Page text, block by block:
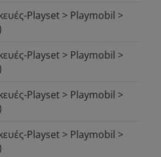
Playset > Playmobil >
Playset > Playmobil >
Playset > Playmobil >
Playset > Playmobil >